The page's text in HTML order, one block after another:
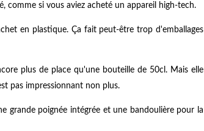
comme si vous aviez acheté un appareil high-tech.
en plastique. Ça fait peut-être trop d'emballages
plus de place qu'une bouteille de 50cl. Mais elle
pas impressionnant non plus.
grande poignée intégrée et une bandoulière pour la